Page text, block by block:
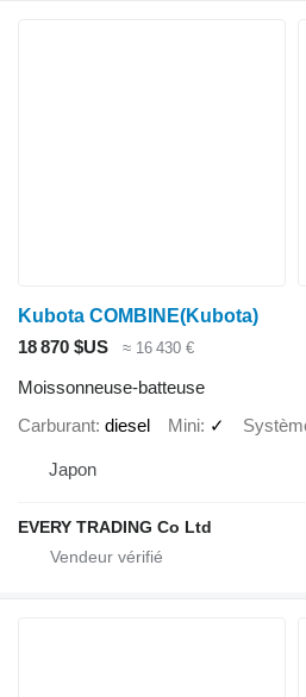
Kubota COMBINE(Kubota)
18 870 $US
≈ 16 430 €
Moissonneuse-batteuse
Carburant diesel Mini ✓
Japon
EVERY TRADING Co Ltd